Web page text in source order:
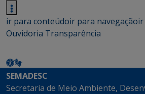
ir para conteúdoir para navegaçãoir
Ouvidoria Transparência
SEMADESC
Secretaria de Meio Ambiente,